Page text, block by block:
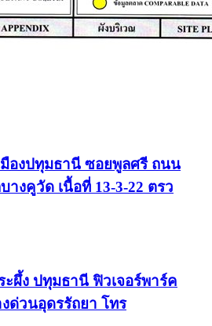
องปทุมธานี ซอยพูลศรี ถนน
งคูวัด เนื้อที่ 13-3-22 ตรว
ผึ้ง ปทุมธานี ฟิวเจอร์พาร์ค
ด่วนอุดรรัถยา โทร